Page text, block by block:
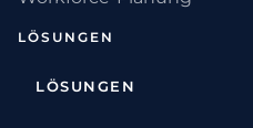
LÖSUNGEN
LÖSUNGEN